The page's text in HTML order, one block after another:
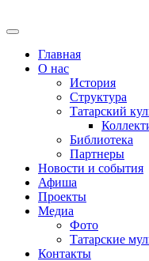
Главная
О нас
История
Структура
Татарский
Библиотека
Партнеры
Новости и события
Афиша
Проекты
Медиа
Фото
Татарские
Контакты